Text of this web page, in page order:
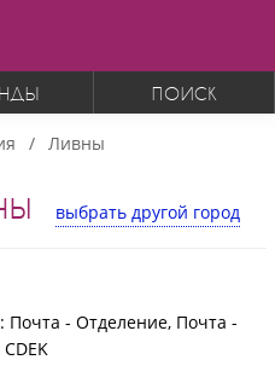
ПОИСК
Ливны
выбрать другой город
Почта - Отделение, Почта -